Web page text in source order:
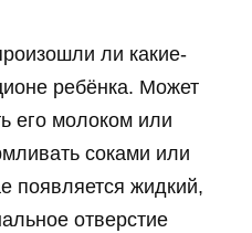
ли какие-
ребёнка. Может
его молоком или
соками или
появляется жидкий,
отверстие